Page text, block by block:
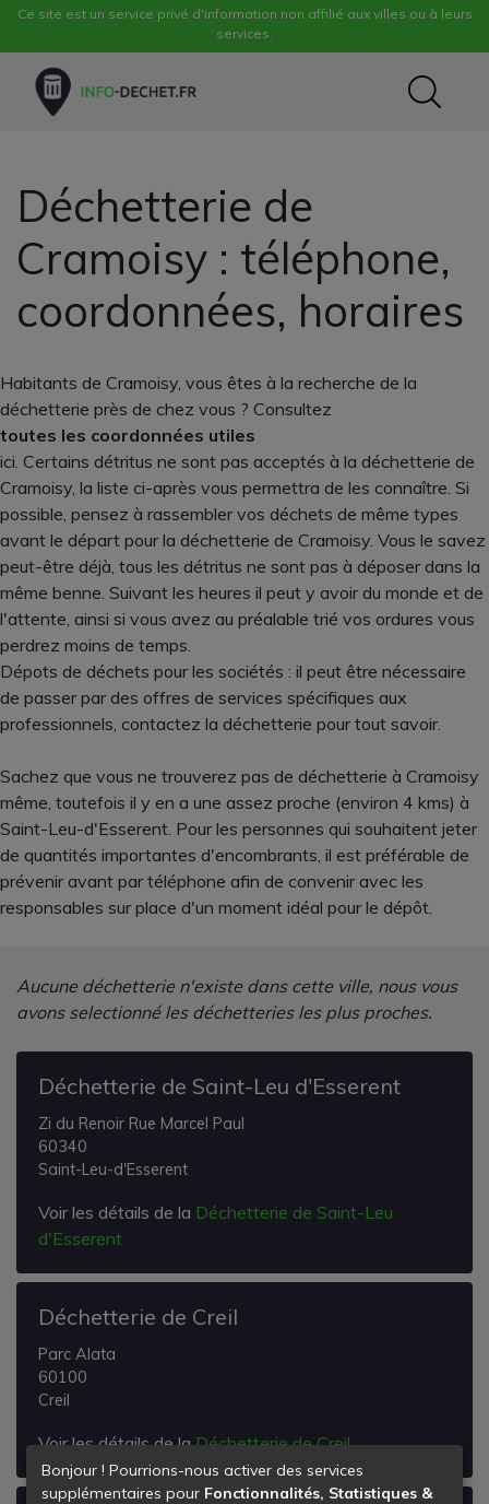
Ce site est un service privé d'information non affilié aux villes ou à leurs
services.
Déchetterie de
Cramoisy : téléphone,
coordonnées, horaires
Habitants de Cramoisy, vous êtes à la recherche de la
déchetterie près de chez vous ? Consultez
toutes les coordonnées utiles
ici. Certains détritus ne sont pas acceptés à la déchetterie de
Cramoisy, la liste ci-après vous permettra de les connaître. Si
possible, pensez à rassembler vos déchets de même types
avant le départ pour la déchetterie de Cramoisy. Vous le savez
peut-être déjà, tous les détritus ne sont pas à déposer dans la
même benne. Suivant les heures il peut y avoir du monde et de
l'attente, ainsi si vous avez au préalable trié vos ordures vous
perdrez moins de temps.
Dépots de déchets pour les sociétés : il peut être nécessaire
de passer par des offres de services spécifiques aux
professionnels, contactez la déchetterie pour tout savoir.
Sachez que vous ne trouverez pas de déchetterie à Cramoisy
même, toutefois il y en a une assez proche (environ 4 kms) à
Saint-Leu-d'Esserent. Pour les personnes qui souhaitent jeter
de quantités importantes d'encombrants, il est préférable de
prévenir avant par téléphone afin de convenir avec les
responsables sur place d'un moment idéal pour le dépôt.
Aucune déchetterie n'existe dans cette ville, nous vous
avons selectionné les déchetteries les plus proches.
Déchetterie de Saint-Leu d'Esserent
Zi du Renoir Rue Marcel Paul
60340
Saint-Leu-d'Esserent
Voir les détails de la Déchetterie de Saint-Leu
d'Esserent
Déchetterie de Creil
Parc Alata
60100
Creil
Voir les détails de laDéchetterie de Creil
Bonjour ! Pourrions-nous activer des services
supplémentaires pour Fonctionnalités, Statistiques &